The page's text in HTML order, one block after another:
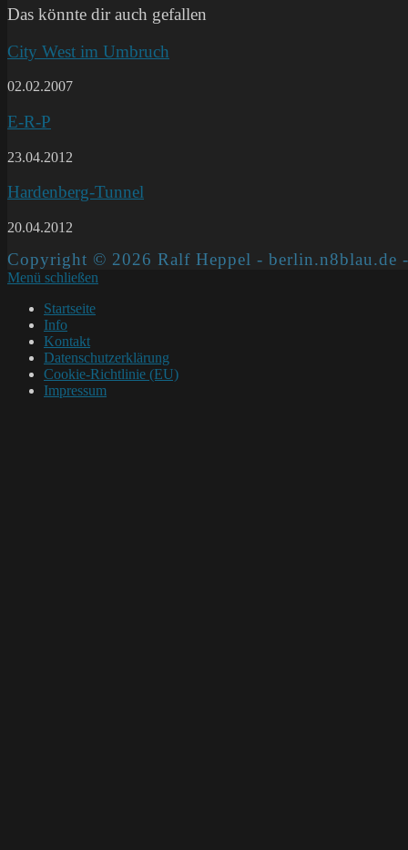
Das könnte dir auch gefallen
City West im Umbruch
02.02.2007
E-R-P
23.04.2012
Hardenberg-Tunnel
20.04.2012
Copyright © 2026 Ralf Heppel - berlin.n8blau.de
Menü schließen
Startseite
Info
Kontakt
Datenschutzerklärung
Cookie-Richtlinie (EU)
Impressum